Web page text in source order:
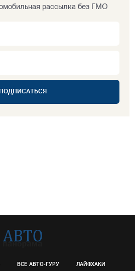
рассылка без ГМО
ПОДПИСАТЬСЯ
ВСЕ АВТО-ГУРУ ЛАЙФХАКИ